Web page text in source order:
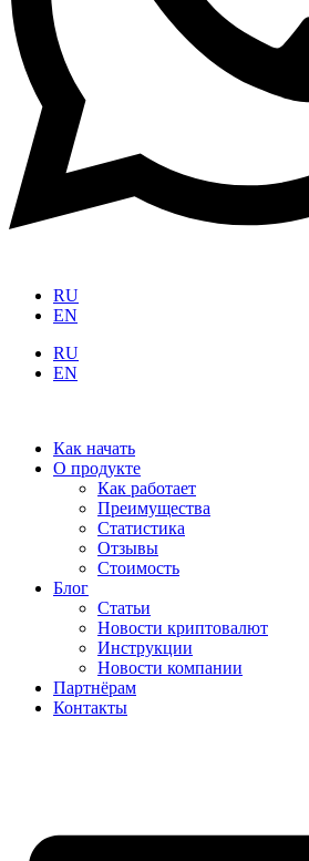
RU
EN
RU
EN
Как начать
О продукте
Как работает
Преимущества
Статистика
Отзывы
Стоимость
Блог
Статьи
Новости криптовалют
Инструкции
Новости компании
Партнёрам
Контакты